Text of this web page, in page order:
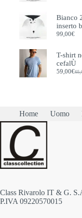
Bianco
inserto
99,00€
T-shirt
cefalÙ
Il
59,00€
Il
Home Uomo
Class Rivarolo IT & G.
P.IVA 09220570015